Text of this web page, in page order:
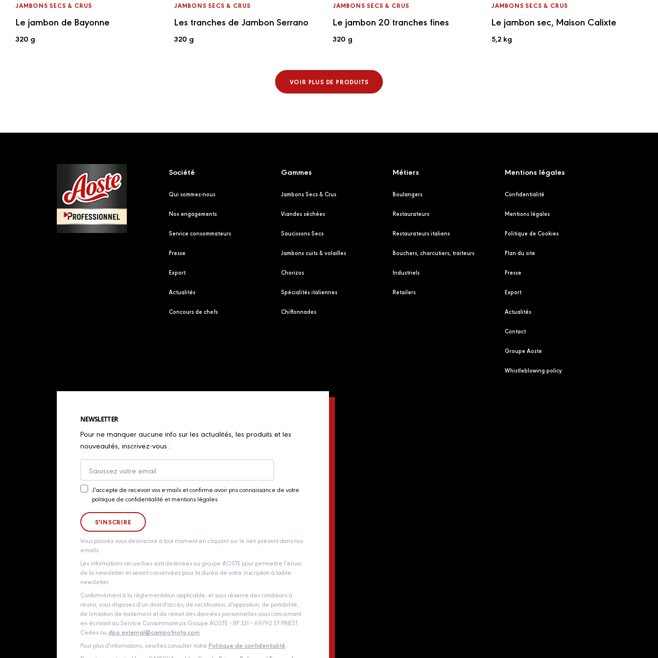
JAMBONS SECS & CRUS
Le jambon de Bayonne
320 g
JAMBONS SECS & CRUS
Les tranches de Jambon Serrano
320 g
JAMBONS SECS & CRUS
Le jambon 20 tranches fines
320 g
JAMBONS SECS & CRUS
Le jambon sec, Maison Calixte
5,2 kg
VOIR PLUS DE PRODUITS
Société
Qui sommes-nous
Nos engagements
Service consommateurs
Presse
Export
Actualités
Concours de chefs
Gammes
Jambons Secs & Crus
Viandes séchées
Saucissons Secs
Jambons cuits & volailles
Chorizos
Spécialités italiennes
Chiffonnades
Métiers
Boulangers
Restaurateurs
Restaurateurs italiens
Bouchers, charcutiers, traiteurs
Industriels
Retailers
Mentions légales
Confidentialité
Mentions légales
Politique de Cookies
Plan du site
Presse
Export
Actualités
Contact
Groupe Aoste
Whistleblowing policy
NEWSLETTER
Pour ne manquer aucune info sur les actualités, les produits et les
nouveautés, inscrivez-vous :
Newsletter
J'accepte de recevoir vos e-mails et confirme avoir pris connaissance de votre
politique de confidentialité et mentions légales.
Vous pouvez vous désinscrire à tout moment en cliquant sur le lien présent dans nos
emails.
Les informations recueillies sont destinées au groupe AOSTE pour permettre l'envoi
de la newsletter et seront conservées pour la durée de votre inscription à ladite
newsletter.
Conformément à la réglementation applicable, et sous réserve des conditions à
réunir, vous disposez d'un droit d'accès, de rectification, d'opposition, de portabilité,
de limitation de traitement et de retrait des données personnelles vous concernant
en écrivant au Service Consommateurs Groupe AOSTE – BP 331 – 69792 ST PRIEST
Cedex ou dpo.external@campofriofg.com
Pour plus d'informations, veuillez consulter notre Politique de confidentialité